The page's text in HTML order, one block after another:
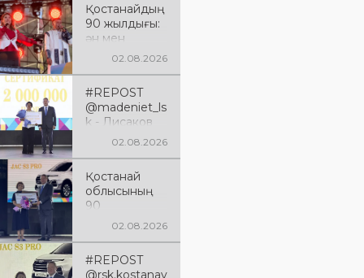
Қостанайдың
90 жылдығы:
ән мен
әсерге толы
02.08.2026
#REPOST
@madeniet_ls
k - Лисаков
қаласы
құрылғанына
90 жыл
толуына
арналған
XXXVIII
«Өнеріміз
саған,
02.08.2026
Қостанай
облысының
90
жылдығына
іс-шаралар
02.08.2026
#REPOST
@rsk.kostanay